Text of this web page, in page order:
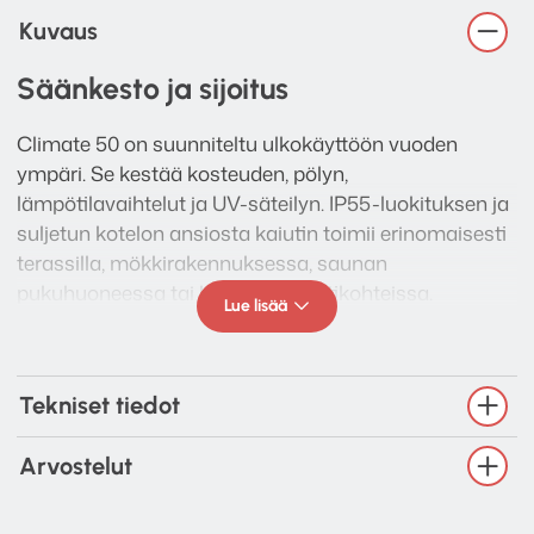
Kuvaus
Säänkesto ja sijoitus
Climate 50 on suunniteltu ulkokäyttöön vuoden
ympäri. Se kestää kosteuden, pölyn,
lämpötilavaihtelut ja UV-säteilyn. IP55-luokituksen ja
suljetun kotelon ansiosta kaiutin toimii erinomaisesti
terassilla, mökkirakennuksessa, saunan
pukuhuoneessa tai liike- ja projektikohteissa.
Lue lisää
Tekniset tiedot
Arvostelut